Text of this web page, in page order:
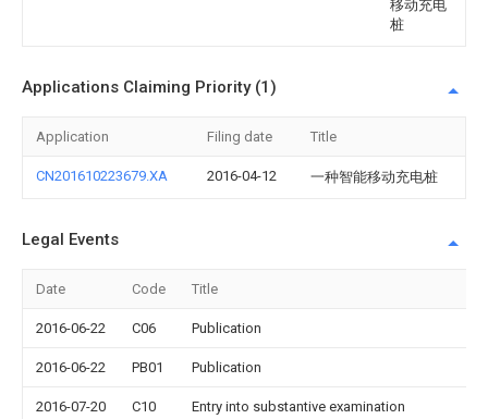
移动充电
桩
Applications Claiming Priority (1)
Application Filing date Title
CN201610223679.XA 2016-04-12 一种智能移动充电桩
Legal Events
Date Code Title
2016-06-22 C06 Publication
2016-06-22 PB01 Publication
2016-07-20 C10 Entry into substantive examination